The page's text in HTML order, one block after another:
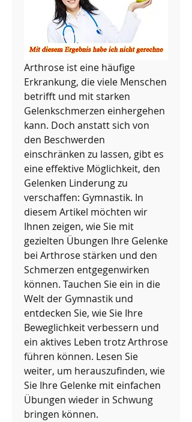
Arthrose ist eine häufige
Erkrankung, die viele Menschen
betrifft und mit starken
Gelenkschmerzen einhergehen
kann. Doch anstatt sich von
den Beschwerden
einschränken zu lassen, gibt es
eine effektive Möglichkeit, den
Gelenken Linderung zu
verschaffen: Gymnastik. In
diesem Artikel möchten wir
Ihnen zeigen, wie Sie mit
gezielten Übungen Ihre Gelenke
bei Arthrose stärken und den
Schmerzen entgegenwirken
können. Tauchen Sie ein in die
Welt der Gymnastik und
entdecken Sie, wie Sie Ihre
Beweglichkeit verbessern und
ein aktives Leben trotz Arthrose
führen können. Lesen Sie
weiter, um herauszufinden, wie
Sie Ihre Gelenke mit einfachen
Übungen wieder in Schwung
bringen können.